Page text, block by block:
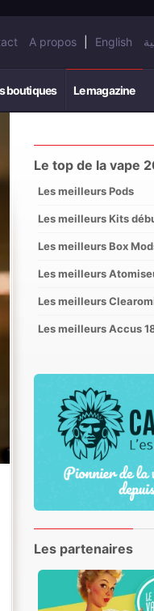
A propos English
boutiques Le magazine
Le top de la vape
Les meilleurs Pods
Les meilleurs Kits
Les meilleurs Box
Les meilleurs
Les meilleurs
Les meilleurs Accus
Les partenaires